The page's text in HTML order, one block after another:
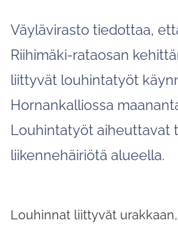
Väylävirasto tiedottaa,
Riihimäki-rataosan
liittyvät louhintatyöt
Hornankalliossa
Louhintatyöt aiheuttavat
liikennehäiriötä alueella.
Louhinnat liittyvät